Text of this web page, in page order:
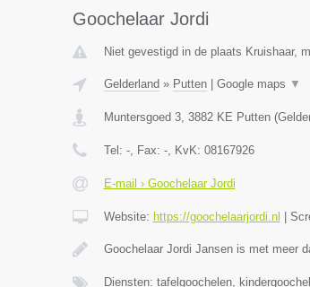
Goochelaar Jordi
Niet gevestigd in de plaats Kruishaar,
Gelderland » Putten| Google maps ▼
Muntersgoed 3, 3882 KE Putten(
Tel: -, Fax: -, KvK: 08167926
E-mail › Goochelaar Jordi
Website: https://goochelaarjordi.nl
Goochelaar Jordi Jansen is met meer
Diensten: tafelgoochelen,